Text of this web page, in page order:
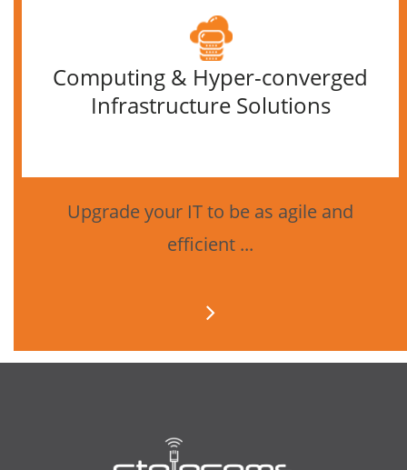
Computing & Hyper-converged
Infrastructure Solutions
Upgrade your IT to be as agile and
efficient ...